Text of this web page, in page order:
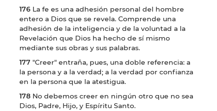
176 La fe es una adhesión personal del hombre
entero a Dios que se revela. Comprende una
adhesión de la inteligencia y de la voluntad a la
Revelación que Dios ha hecho de sí mismo
mediante sus obras y sus palabras.
177 "Creer" entraña, pues, una doble referencia: a
la persona y a la verdad; a la verdad por confianza
en la persona que la atestigua.
178 No debemos creer en ningún otro que no sea
Dios, Padre, Hijo, y Espíritu Santo.